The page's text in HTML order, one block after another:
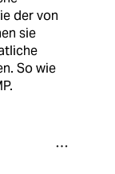
der von
sie
So wie